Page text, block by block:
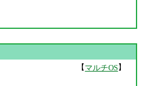
【マルチOS】